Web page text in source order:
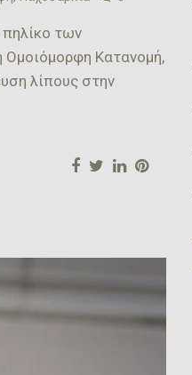
των
Ομοιόμορφη Κατανομή,
λίπους στην